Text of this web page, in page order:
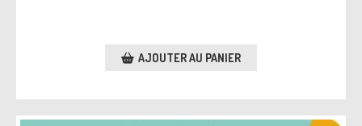
AJOUTER AU PANIER